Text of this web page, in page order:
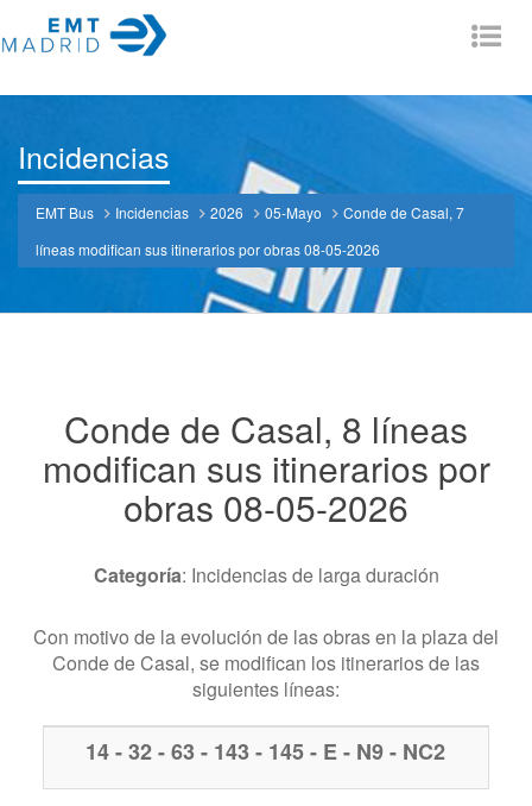
Incidencias
EMT Bus Incidencias 2026 05-Mayo
Conde de Casal, 7
líneas modifican sus itinerarios por obras 08-05-2026
Conde de Casal, 8 líneas
modifican sus itinerarios por
obras 08-05-2026
Categoría: Incidencias de larga duración
Con motivo de la evolución de las obras en la plaza del
Conde de Casal, se modifican los itinerarios de las
siguientes líneas:
Líneas afectadas por la incidencia
14 - 32 - 63 - 143 - 145 - E - N9 - NC2